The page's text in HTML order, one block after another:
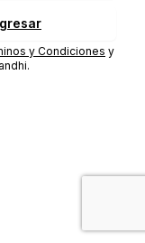
y Condiciones y